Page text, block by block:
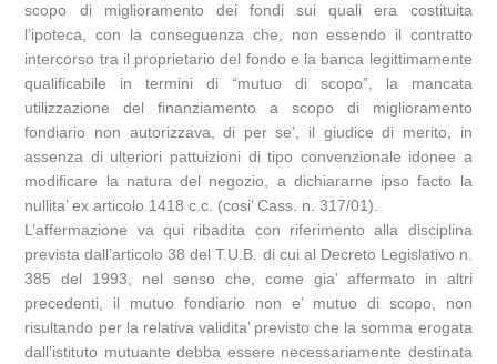
scopo di miglioramento dei fondi sui quali era costituita
l’ipoteca, con la conseguenza che, non essendo il contratto
intercorso tra il proprietario del fondo e la banca legittimamente
qualificabile in termini di “mutuo di scopo”, la mancata
utilizzazione del finanziamento a scopo di miglioramento
fondiario non autorizzava, di per se’, il giudice di merito, in
assenza di ulteriori pattuizioni di tipo convenzionale idonee a
modificare la natura del negozio, a dichiararne ipso facto la
nullita’ ex articolo 1418 c.c. (cosi’ Cass. n. 317/01).
L’affermazione va qui ribadita con riferimento alla disciplina
prevista dall’articolo 38 del T.U.B. di cui al Decreto Legislativo n.
385 del 1993, nel senso che, come gia’ affermato in altri
precedenti, il mutuo fondiario non e’ mutuo di scopo, non
risultando per la relativa validita’ previsto che la somma erogata
dall’istituto mutuante debba essere necessariamente destinata